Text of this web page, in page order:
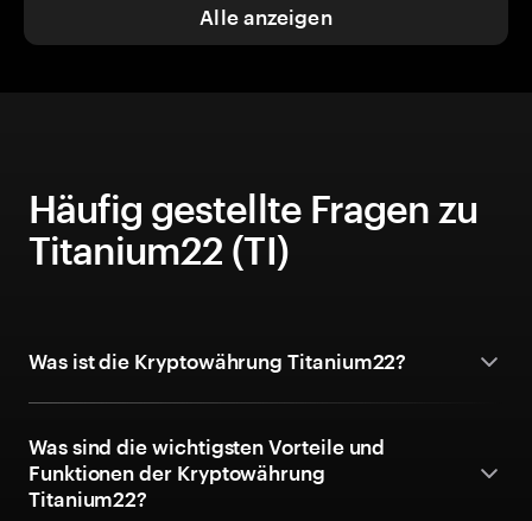
Alle anzeigen
Häufig gestellte Fragen zu
Titanium22 (TI)
Was ist die Kryptowährung Titanium22?
Was sind die wichtigsten Vorteile und
Funktionen der Kryptowährung
Titanium22?